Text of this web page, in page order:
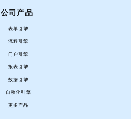
公司产品
表单引擎
流程引擎
门户引擎
报表引擎
数据引擎
自动化引擎
更多产品